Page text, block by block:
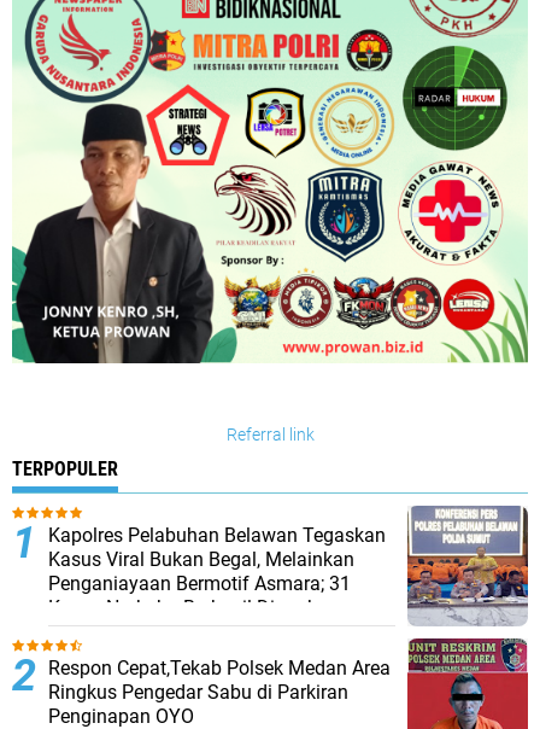
Referral link
TERPOPULER
Kapolres Pelabuhan Belawan Tegaskan
Kasus Viral Bukan Begal, Melainkan
Penganiayaan Bermotif Asmara; 31
Kasus Narkoba Berhasil Diungkap
Respon Cepat,Tekab Polsek Medan Area
Ringkus Pengedar Sabu di Parkiran
Penginapan OYO